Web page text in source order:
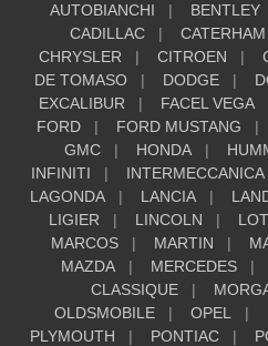
AUTOBIANCHI
BENTLEY
CADILLAC
CATERHAM
CHRYSLER
CITROEN
DE TOMASO
DODGE
EXCALIBUR
FACEL VEGA
FORD
FORD MUSTANG
GMC
HONDA
INFINITI
INTERMECCANICA
LAGONDA
LANCIA
LIGIER
LINCOLN
MARCOS
MARTIN
MAZDA
MERCEDES
CLASSIQUE
OLDSMOBILE
OPEL
PLYMOUTH
PONTIAC